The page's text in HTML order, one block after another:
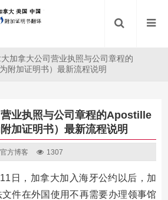
加拿大公司营业执照与公司章程的
附加证明书）最新流程说明
业执照与公司章程的Apostille
加证明书）最新流程说明
官方博客 1307
日，加拿大加入海牙公约以后，加
件在外国使用不再需要办理领事馆